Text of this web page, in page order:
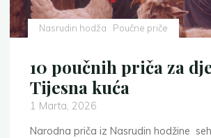
Nasrudin hodža Poučne priče
10 poučnih priča za
Tijesna kuća
1 Marta, 2026
Narodna priča iz Nasrudin hodžine